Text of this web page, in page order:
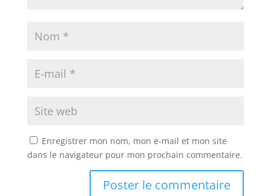
Enregistrer mon nom, mon e-mail et mon site
dans le navigateur pour mon prochain commentaire.